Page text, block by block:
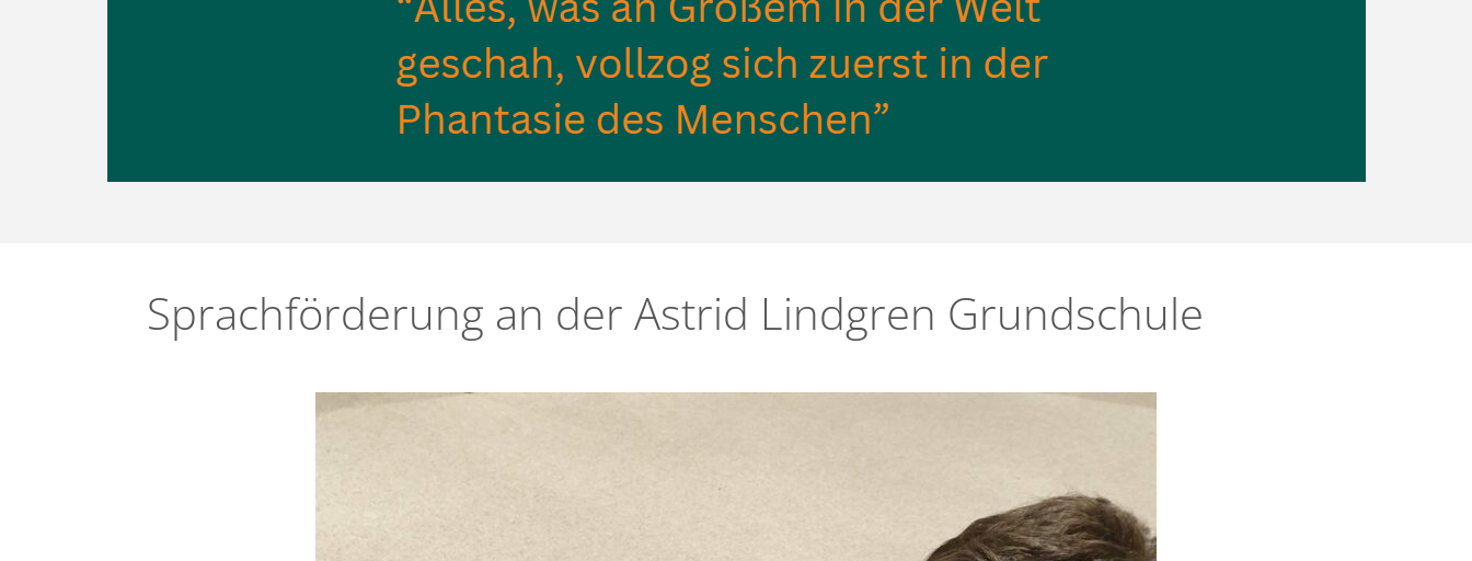
Sprachförderung an der Astrid Lindgren Grundschule